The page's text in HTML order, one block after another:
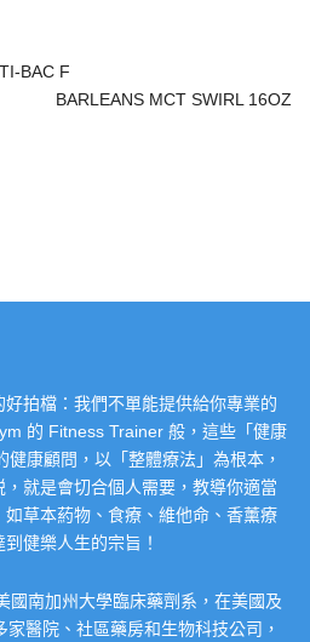
BAC F
BARLEANS MCT SWIRL 16OZ
好拍檔：我們不單能提供給你專業的
的 Fitness Trainer 般，這些「健康
康顧問，以「整體療法」為根本，
就是會切合個人需要，教導你適當
草本葯物、食療、維他命、香薰療
健樂人生的宗旨！
國南加州大學臨床藥劑系，在美國及
醫院、社區藥房和生物科技公司，